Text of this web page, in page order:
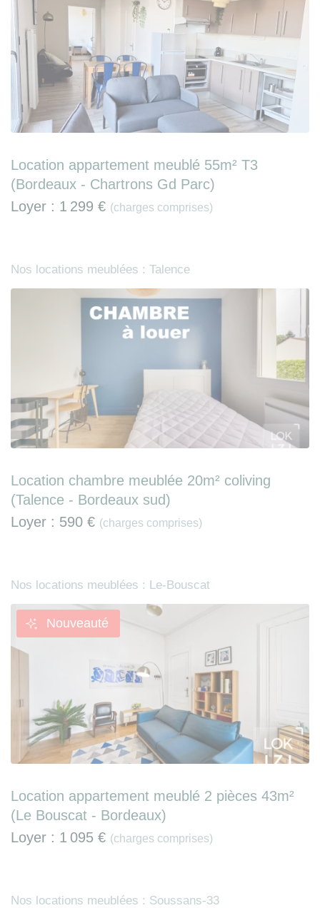
Location appartement meublé 55m² T3
(Bordeaux - Chartrons Gd Parc)
Loyer : 1 299 € (charges comprises)
Nos locations meublées : Talence
Location chambre meublée 20m² coliving
(Talence - Bordeaux sud)
Loyer : 590 € (charges comprises)
Nos locations meublées : Le-Bouscat
Nouveauté
Location appartement meublé 2 pièces 43m²
(Le Bouscat - Bordeaux)
Loyer : 1 095 € (charges comprises)
Nos locations meublées : Soussans-33